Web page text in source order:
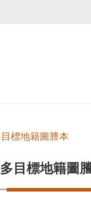
目標地籍圖謄本
多目標地籍圖